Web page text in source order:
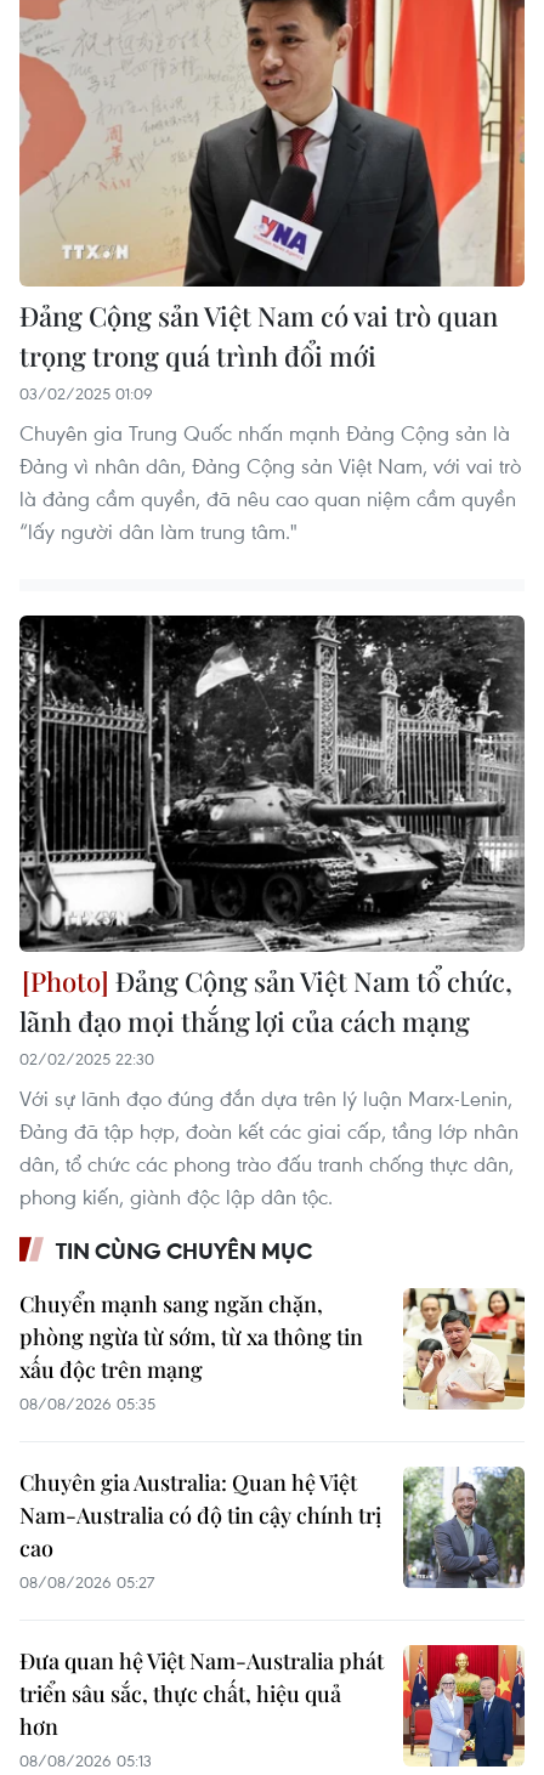
Đảng Cộng sản Việt Nam có vai trò quan
trọng trong quá trình đổi mới
03/02/2025 01:09
Chuyên gia Trung Quốc nhấn mạnh Đảng Cộng sản là
Đảng vì nhân dân, Đảng Cộng sản Việt Nam, với vai trò
là đảng cầm quyền, đã nêu cao quan niệm cầm quyền
“lấy người dân làm trung tâm."
Đảng Cộng sản Việt Nam tổ chức,
lãnh đạo mọi thắng lợi của cách mạng
02/02/2025 22:30
Với sự lãnh đạo đúng đắn dựa trên lý luận Marx-Lenin,
Đảng đã tập hợp, đoàn kết các giai cấp, tầng lớp nhân
dân, tổ chức các phong trào đấu tranh chống thực dân,
phong kiến, giành độc lập dân tộc.
TIN CÙNG CHUYÊN MỤC
Chuyển mạnh sang ngăn chặn,
phòng ngừa từ sớm, từ xa thông tin
xấu độc trên mạng
08/08/2026 05:35
Chuyên gia Australia: Quan hệ Việt
Nam-Australia có độ tin cậy chính trị
cao
08/08/2026 05:27
Đưa quan hệ Việt Nam-Australia phát
triển sâu sắc, thực chất, hiệu quả
hơn
08/08/2026 05:13